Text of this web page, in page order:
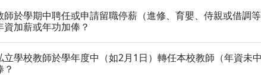
師於學期中聘任或申請留職停薪（進修、育嬰、侍親或借調
資加薪或年功加俸？
立學校教師於學年度中（如2月1日）轉任本校教師（年資未
？